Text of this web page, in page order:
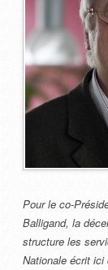
Pour le co-
Balligand, la
structure les
Nationale écrit ici